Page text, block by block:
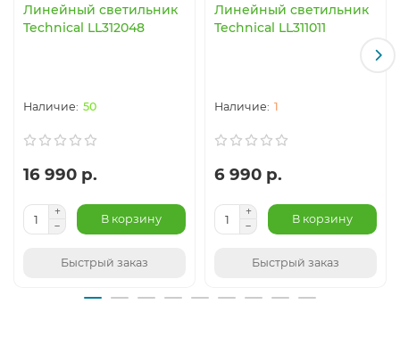
Линейный светильник
Technical LL312048
50
16 990 р.
В корзину
Быстрый заказ
Линейный светильник
Technical LL311011
1
6 990 р.
В корзину
Быстрый заказ